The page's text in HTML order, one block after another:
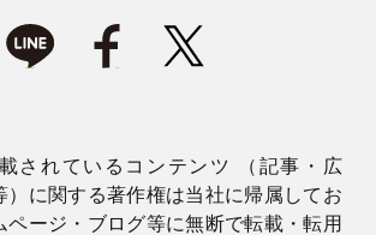
されているコンテンツ （記事・広
）に関する著作権は当社に帰属してお
ページ・ブログ等に無断で転載・転用